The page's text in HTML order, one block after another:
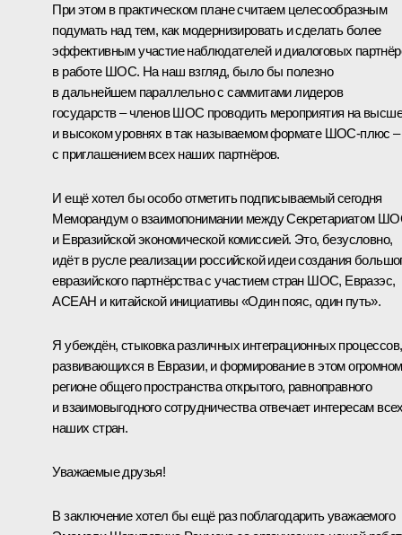
При этом в практическом плане считаем целесообразным
подумать над тем, как модернизировать и сделать более
эффективным участие наблюдателей и диалоговых
в работе ШОС. На наш взгляд, было бы полезно
в дальнейшем параллельно с саммитами лидеров
государств – членов ШОС проводить мероприятия на
и высоком уровнях в так называемом формате ШОС-плюс –
с приглашением всех наших партнёров.
И ещё хотел бы особо отметить подписываемый сегодня
Меморандум о взаимопонимании между Секретариатом
и Евразийской экономической комиссией. Это, безусловно,
идёт в русле реализации российской идеи создания
евразийского партнёрства с участием стран ШОС, Евразэс,
АСЕАН и китайской инициативы «Один пояс, один путь».
Я убеждён, стыковка различных интеграционных процессов,
развивающихся в Евразии, и формирование в этом огромном
регионе общего пространства открытого, равноправного
и взаимовыгодного сотрудничества отвечает интересам
наших стран.
Уважаемые друзья!
В заключение хотел бы ещё раз поблагодарить уважаемого